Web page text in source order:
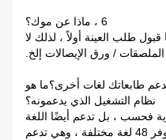
6 ، ماذا عن موك؟
قبول طلب العينة أولاً ، لذلك لا
/ ورق الإيصالات إلخ.
تدعم طابعاتك لغات أخرى؟ما هو
نظام التشغيل الذي يدعمونه؟
فحسب ، بل تدعم أيضًا اللغة
الروسية والإسبانية والبرتغالية إلخ.تتوفر 48 لغة مختلفة ، وهي تدعم